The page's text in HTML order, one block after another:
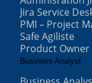
Jira Service
PMI – Project
Safe Agiliste
Product Owner
Business Analyst